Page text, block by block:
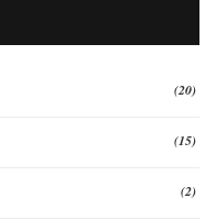
(20)
(15)
(2)